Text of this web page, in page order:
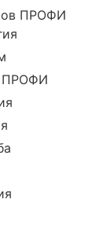
ПРОФИ
ПРОФИ